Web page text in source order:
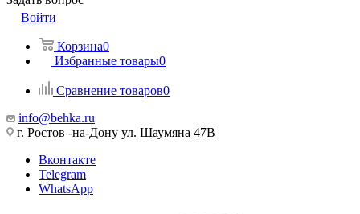
Войти
Корзина0
Избранные товары0
Сравнение товаров0
info@behka.ru
г. Ростов -на-Дону ул. Шаумяна 47В
Вконтакте
Telegram
WhatsApp